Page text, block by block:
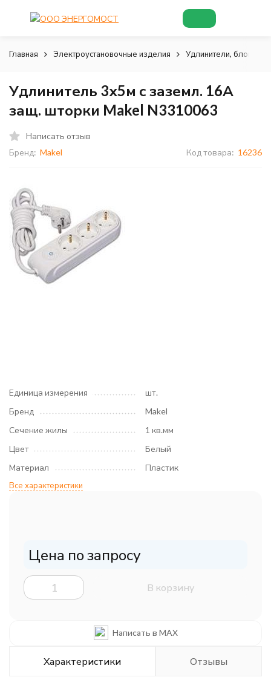
Главная Электроустановочные изделия Удлинители, блоки
Удлинитель 3х5м с заземл. 16А
защ. шторки Makel N3310063
Написать отзыв
Бренд: Makel Код товара: 16236
Единица измерения
шт.
Бренд
Makel
Сечение жилы
1 кв.мм
Цвет
Белый
Материал
Пластик
Все характеристики
Цена по запросу
В корзину
Написать в MAX
Характеристики Отзывы